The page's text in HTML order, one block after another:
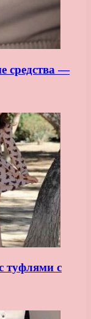
средства —
туфлями с